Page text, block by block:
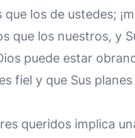
los de ustedes;
que los nuestros, y
puede estar
fiel y que Sus
queridos implica